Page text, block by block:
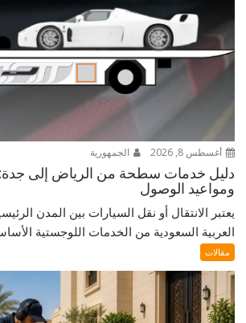
أغسطس 8, 2026 الجمهورية
دليل خدمات سطحة من الرياض إلى جدة:
ومواعيد الوصول
يعتبر الانتقال أو نقل السيارات بين المدن
العربية السعودية من الخدمات اللوجستية
مقالات